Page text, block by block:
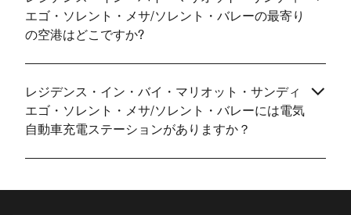
エゴ・ソレント・メサ/ソレント・バレーの最寄り
の空港はどこですか?
レジデンス・イン・バイ・マリオット・サンディ
エゴ・ソレント・メサ/ソレント・バレーには電気
自動車充電ステーションがありますか？